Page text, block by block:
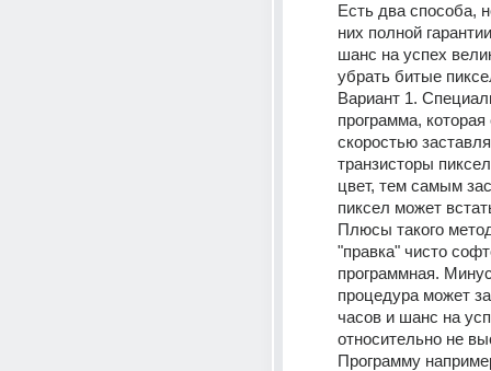
Есть два способа,
них полной
шанс на успех
убрать битые
Вариант 1.
программа, которая
скоростью
транзисторы
цвет, тем самым
пиксел может
Плюсы такого
"правка" чисто
программная.
процедура может
часов и шанс на
относительно не
Программу